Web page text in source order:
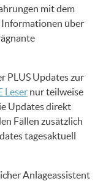
mit dem
über
PLUS Updates zur
Leser nur teilweise
Updates direkt
Fällen zusätzlich
tagesaktuell
Anlageassistent